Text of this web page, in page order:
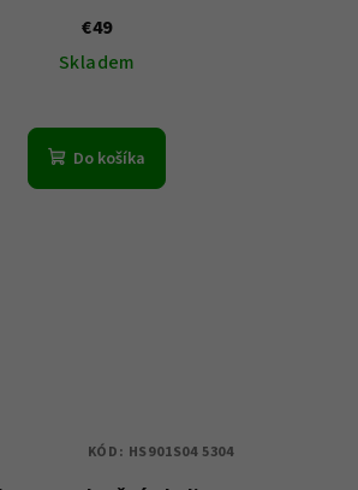
€49
Skladem
Do košíka
KÓD: HS901S04 5304